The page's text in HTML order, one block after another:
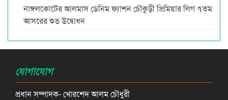
নাঙ্গলকোটের আলমাস ডেনিম ফ্যাশন চৌকুড়ী প্রিমিয়ার লিগ ৭তম
আসরের শুভ উদ্বোধন
যোগাযোগ
প্রধান সম্পাদক- খোরশেদ আলম চৌধুরী